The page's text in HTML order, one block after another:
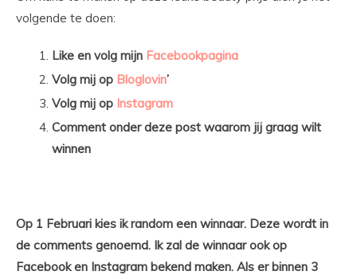
volgende te doen:
Like en volg mijn Facebookpagina
Volg mij op Bloglovin’
Volg mij op Instagram
Comment onder deze post waarom jij graag wilt
winnen
Op 1 Februari kies ik random een winnaar. Deze wordt in
de comments genoemd. Ik zal de winnaar ook op
Facebook en Instagram bekend maken. Als er binnen 3